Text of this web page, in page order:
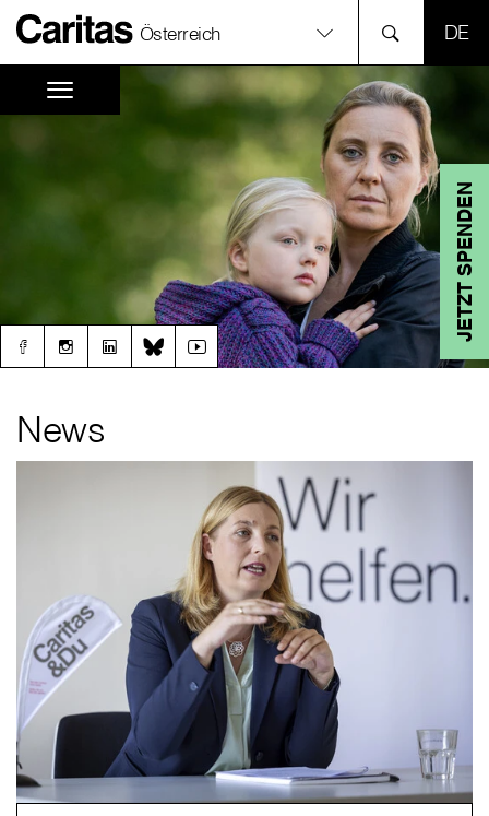
Österreich
JETZT SPENDEN
News